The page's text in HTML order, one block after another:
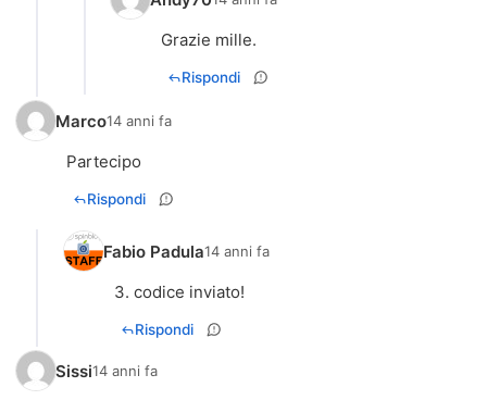
Grazie mille.
Rispondi
Marco14 anni fa
Partecipo
Rispondi
Fabio Padula14 anni fa
3. codice inviato!
Rispondi
Sissi14 anni fa